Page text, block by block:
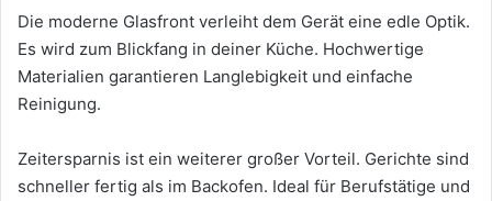
Die moderne Glasfront verleiht dem Gerät eine edle Optik.
Es wird zum Blickfang in deiner Küche. Hochwertige
Materialien garantieren Langlebigkeit und einfache
Reinigung.
Zeitersparnis ist ein weiterer großer Vorteil. Gerichte sind
schneller fertig als im Backofen. Ideal für Berufstätige und